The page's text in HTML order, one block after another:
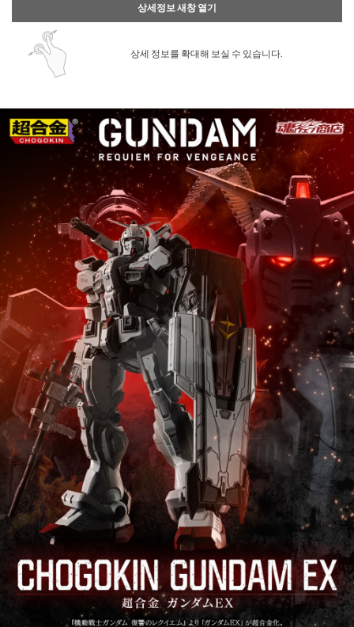
상세정보 새창 열기
상세 정보를 확대해 보실 수 있습니다.